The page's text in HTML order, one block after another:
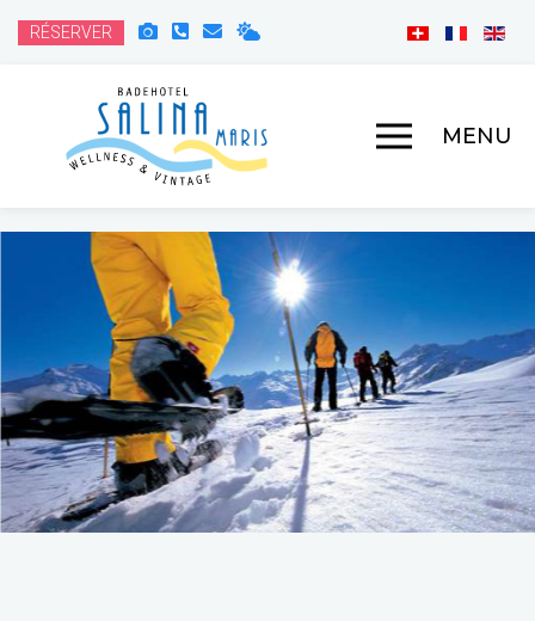
RÉSERVER
MENU